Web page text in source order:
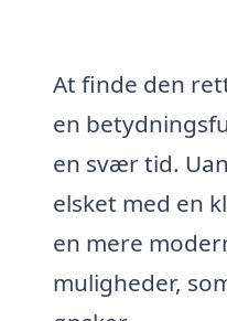
At finde den
en
en svær tid.
elsket med en
en mere
muligheder,